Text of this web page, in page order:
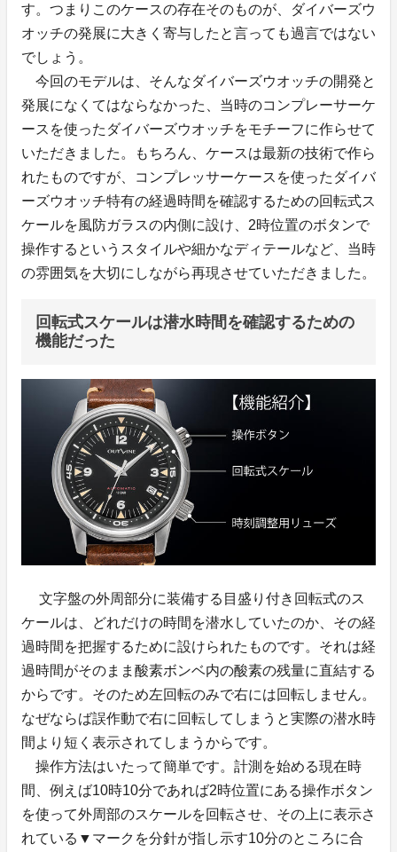
す。つまりこのケースの存在そのものが、ダイバーズウ
オッチの発展に大きく寄与したと言っても過言ではない
でしょう。
今回のモデルは、そんなダイバーズウオッチの開発と
発展になくてはならなかった、当時のコンプレーサーケ
ースを使ったダイバーズウオッチをモチーフに作らせて
いただきました。もちろん、ケースは最新の技術で作ら
れたものですが、コンプレッサーケースを使ったダイバ
ーズウオッチ特有の経過時間を確認するための回転式ス
ケールを風防ガラスの内側に設け、2時位置のボタンで
操作するというスタイルや細かなディテールなど、当時
の雰囲気を大切にしながら再現させていただきました。
回転式スケールは潜水時間を確認するための
機能だった
文字盤の外周部分に装備する目盛り付き回転式のス
ケールは、どれだけの時間を潜水していたのか、その経
過時間を把握するために設けられたものです。それは経
過時間がそのまま酸素ボンベ内の酸素の残量に直結する
からです。そのため左回転のみで右には回転しません。
なぜならば誤作動で右に回転してしまうと実際の潜水時
間より短く表示されてしまうからです。
操作方法はいたって簡単です。計測を始める現在時
間、例えば10時10分であれば2時位置にある操作ボタン
を使って外周部のスケールを回転させ、その上に表示さ
れている▼マークを分針が指し示す10分のところに合